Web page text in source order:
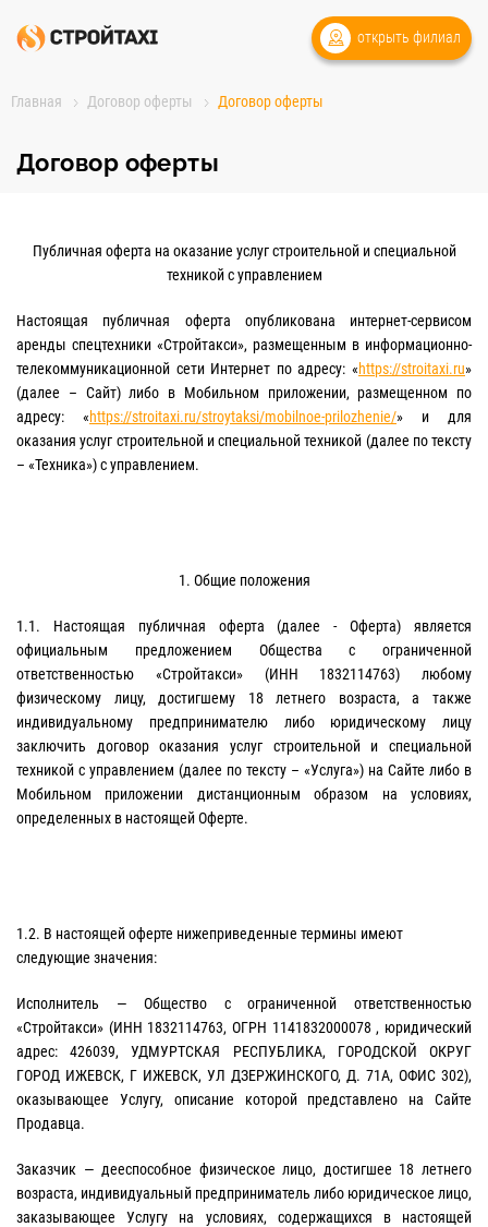
открыть филиал
Главная Договор оферты Договор оферты
Договор оферты
Публичная оферта на оказание услуг строительной и специальной
техникой с управлением
Настоящая публичная оферта опубликована интернет-сервисом
аренды спецтехники «Стройтакси», размещенным в информационно-
телекоммуникационной сети Интернет по адресу: «https://stroitaxi.ru»
(далее – Сайт) либо в Мобильном приложении, размещенном по
адресу: «https://stroitaxi.ru/stroytaksi/mobilnoe-prilozhenie/» и для
оказания услуг строительной и специальной техникой (далее по тексту
– «Техника») с управлением.
1. Общие положения
1.1. Настоящая публичная оферта (далее - Оферта) является
официальным предложением Общества с ограниченной
ответственностью «Стройтакси» (ИНН 1832114763) любому
физическому лицу, достигшему 18 летнего возраста, а также
индивидуальному предпринимателю либо юридическому лицу
заключить договор оказания услуг строительной и специальной
техникой с управлением (далее по тексту – «Услуга») на Сайте либо в
Мобильном приложении дистанционным образом на условиях,
определенных в настоящей Оферте.
1.2. В настоящей оферте нижеприведенные термины имеют
следующие значения:
Исполнитель — Общество с ограниченной ответственностью
«Стройтакси» (ИНН 1832114763, ОГРН 1141832000078 , юридический
адрес: 426039, УДМУРТСКАЯ РЕСПУБЛИКА, ГОРОДСКОЙ ОКРУГ
ГОРОД ИЖЕВСК, Г ИЖЕВСК, УЛ ДЗЕРЖИНСКОГО, Д. 71А, ОФИС 302),
оказывающее Услугу, описание которой представлено на Сайте
Продавца.
Заказчик — дееспособное физическое лицо, достигшее 18 летнего
возраста, индивидуальный предприниматель либо юридическое лицо,
заказывающее Услугу на условиях, содержащихся в настоящей